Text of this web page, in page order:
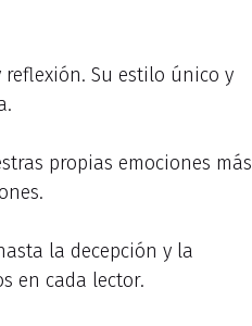
reflexión. Su estilo único y
propias emociones más
la decepción y la
en cada lector.